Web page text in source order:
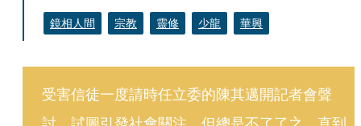
鏡相人間 宗教 靈修 少龍 華興
受害信徒一度請時任立委的陳其邁開記者會聲